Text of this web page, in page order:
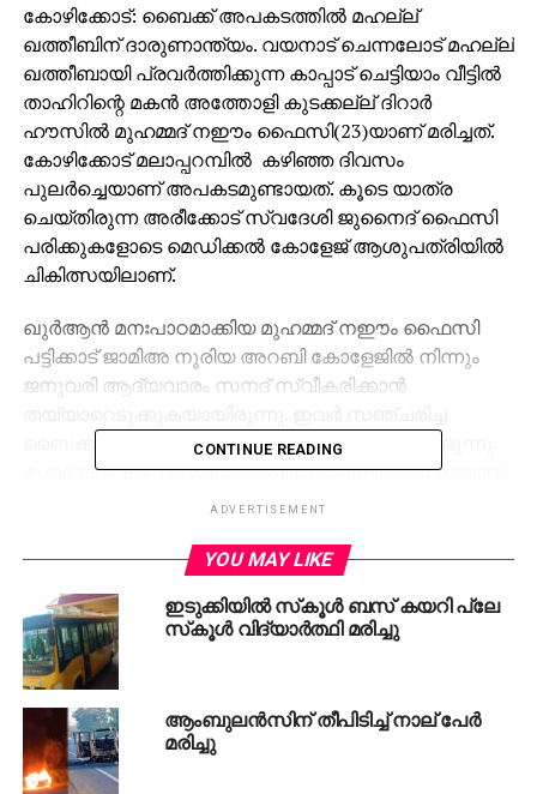
കോഴിക്കോട്: ബൈക്ക് അപകടത്തില്‍ മഹല്ല്
ഖത്തീബിന് ദാരുണാന്ത്യം. വയനാട് ചെന്നലോട് മഹല്ല്
ഖത്തീബായി പ്രവര്‍ത്തിക്കുന്ന കാപ്പാട് ചെട്ടിയാം വീട്ടില്‍
താഹിറിന്റെ മകന്‍ അത്തോളി കുടക്കല്ല് ദിറാര്‍
ഹൗസില്‍ മുഹമ്മദ് നഈം ഫൈസി(23)യാണ് മരിച്ചത്.
കോഴിക്കോട് മലാപ്പറമ്പില്‍ കഴിഞ്ഞ ദിവസം
പുലര്‍ച്ചെയാണ് അപകടമുണ്ടായത്. കൂടെ യാത്ര
ചെയ്തിരുന്ന അരീക്കോട് സ്വദേശി ജുനൈദ് ഫൈസി
പരിക്കുകളോടെ മെഡിക്കല്‍ കോളേജ് ആശുപത്രിയില്‍
ചികിത്സയിലാണ്.
ഖുര്‍ആന്‍ മനഃപാഠമാക്കിയ മുഹമ്മദ് നഈം ഫൈസി
പട്ടിക്കാട് ജാമിഅ നൂരിയ അറബി കോളേജില്‍ നിന്നും
ജനുവരി ആദ്യവാരം സനദ് സ്വീകരിക്കാന്‍
ബൈക്ക് പിക്കപ്പ് വാനുമായി കൂട്ടിയിടിക്കുകയായിരുന്നു.
മൃതദേഹം കാപ്പാട് മഖാം പള്ളിയില്‍ ഖബറടക്കി. മാതാവ്:
റൈഹ. സഹോദരങ്ങള്‍: മുഹമ്മദ് തമീം, മുഹമദ് ജനിം.
RELATED TOPICS: ACCIDENT BIKE DEATH
KOZHIKODE
UP NEXT
ഇടുക്കിയിൽ കാട്ടാന ആക്രമണത്തിൽ യുവാവിന്
ദാരുണാന്ത്യം
DON'T MISS
ഗുരുതര പരുക്ക്; ഉമ തോമസ് വെന്റിലേറ്ററിൽ
CONTINUE READING
ADVERTISEMENT
YOU MAY LIKE
ഇടുക്കിയില്‍ സ്‌കൂള്‍ ബസ് കയറി പ്ലേ
സ്‌കൂള്‍ വിദ്യാര്‍ത്ഥി മരിച്ചു
ആംബുലന്‍സിന് തീപിടിച്ച് നാല് പേര്‍
മരിച്ചു